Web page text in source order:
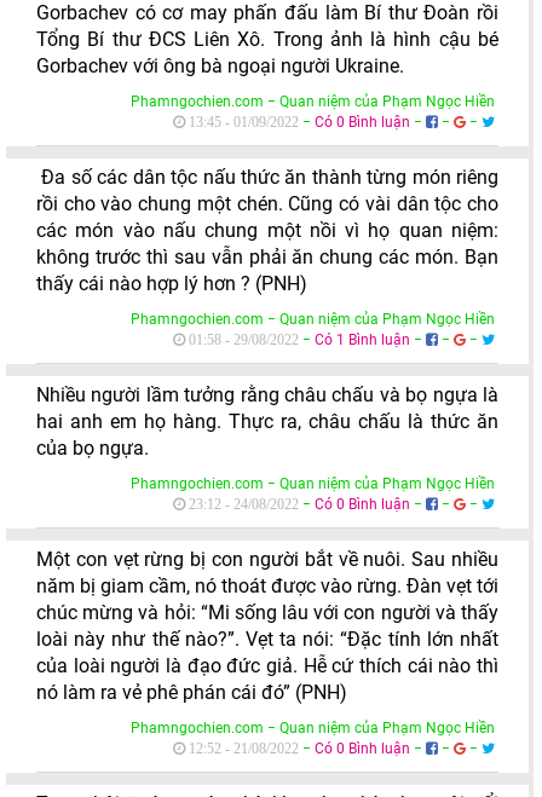
Gorbachev có cơ may phấn đấu làm Bí thư Đoàn rồi
Tổng Bí thư ĐCS Liên Xô. Trong ảnh là hình cậu bé
Gorbachev với ông bà ngoại người Ukraine.
Phamngochien.com − Quan niệm của Phạm Ngọc Hiền
13:45 - 01/09/2022 − Có 0 Bình luận − − −
Đa số các dân tộc nấu thức ăn thành từng món riêng
rồi cho vào chung một chén. Cũng có vài dân tộc cho
các món vào nấu chung một nồi vì họ quan niệm:
không trước thì sau vẫn phải ăn chung các món. Bạn
thấy cái nào hợp lý hơn ? (PNH)
Phamngochien.com − Quan niệm của Phạm Ngọc Hiền
01:58 - 29/08/2022 − Có 1 Bình luận − − −
Nhiều người lầm tưởng rằng châu chấu và bọ ngựa là
hai anh em họ hàng. Thực ra, châu chấu là thức ăn
của bọ ngựa.
Phamngochien.com − Quan niệm của Phạm Ngọc Hiền
23:12 - 24/08/2022 − Có 0 Bình luận − − −
Một con vẹt rừng bị con người bắt về nuôi. Sau nhiều
năm bị giam cầm, nó thoát được vào rừng. Đàn vẹt tới
chúc mừng và hỏi: “Mi sống lâu với con người và thấy
loài này như thế nào?”. Vẹt ta nói: “Đặc tính lớn nhất
của loài người là đạo đức giả. Hễ cứ thích cái nào thì
nó làm ra vẻ phê phán cái đó” (PNH)
Phamngochien.com − Quan niệm của Phạm Ngọc Hiền
12:52 - 21/08/2022 − Có 0 Bình luận − − −